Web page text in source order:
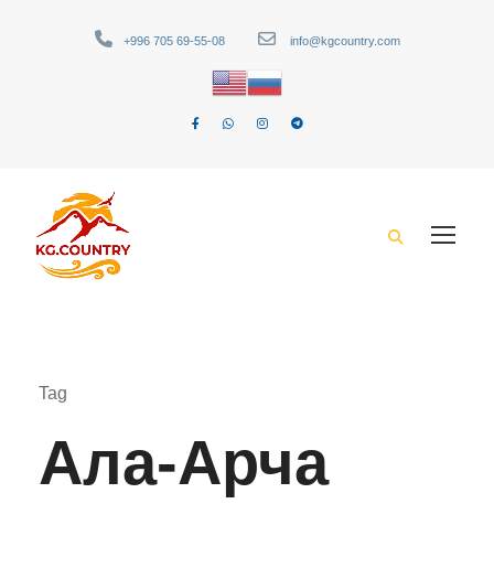
+996 705 69-55-08 info@kgcountry.com
Tag
Ала-Арча